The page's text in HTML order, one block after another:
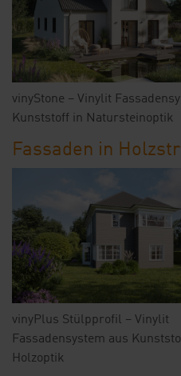
vinyStone – Vinylit
Kunststoff in Natursteinoptik
Fassaden in
vinyPlus Stülpprofil – Vinylit
Fassadensystem aus
Holzoptik